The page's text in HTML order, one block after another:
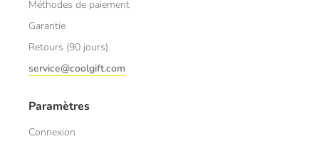
Méthodes de paiement
Garantie
Retours (90 jours)
service@coolgift.com
Paramètres
Connexion